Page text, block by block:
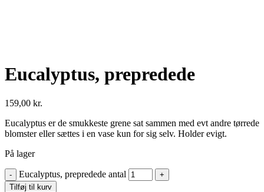
Eucalyptus, prepredede
159,00 kr.
Eucalyptus er de smukkeste grene sat sammen med evt andre tørrede
blomster eller sættes i en vase kun for sig selv. Holder evigt.
På lager
Eucalyptus, prepredede antal
Tilføj til kurv